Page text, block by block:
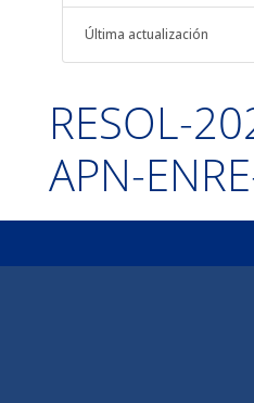
Última actualización
RESOL-
APN-